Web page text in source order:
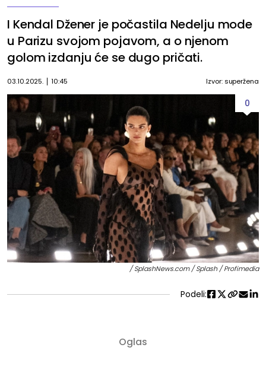
I Kendal Džener je počastila Nedelju mode
u Parizu svojom pojavom, a o njenom
golom izdanju će se dugo pričati.
03.10.2025. 10:45 Izvor: superžena
0
/ SplashNews.com / Splash / Profimedia
Podeli: